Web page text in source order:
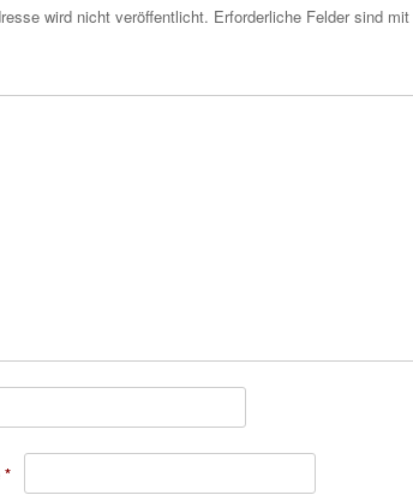
wird nicht veröffentlicht. Erforderliche Felder sind mit
*